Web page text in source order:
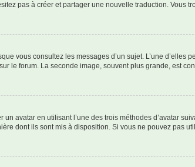
pas à créer et partager une nouvelle traduction. Vous
vous consultez les messages d’un sujet. L’une d’elles
le forum. La seconde image, souvent plus grande, est
avatar en utilisant l’une des trois méthodes d’avatar
dont ils sont mis à disposition. Si vous ne pouvez pas